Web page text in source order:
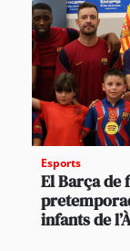
Esports
El Barça de
infants de